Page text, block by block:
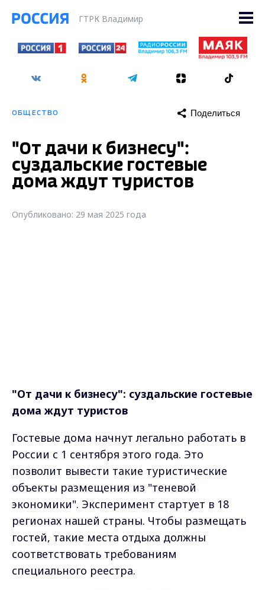
ГТРК Владимир
ОБЩЕСТВО Поделиться
"От дачи к бизнесу":
суздальские гостевые
дома ждут туристов
Опубликовано: 29 мая 2025 года
"От дачи к бизнесу": суздальские гостевые
дома ждут туристов
Гостевые дома начнут легально работать в
России с 1 сентября этого года. Это
позволит вывести такие туристические
объекты размещения из "теневой
экономики". Эксперимент стартует в 18
регионах нашей страны. Чтобы размещать
гостей, такие места отдыха должны
соответствовать требованиям
специального реестра.